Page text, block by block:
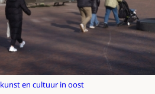
kunst en cultuur in oost